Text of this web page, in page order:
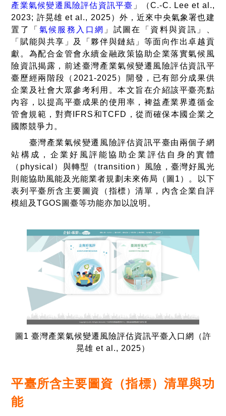
產業氣候變遷風險評估資訊平臺 」 （C.-C. Lee et al.,
2023; 許晃雄 et al., 2025） 外，近來中央氣象署也建
置了「 氣候服務入口網 」試圖在「資料與資訊」、
「賦能與共享」及「夥伴與鏈結」等面向作出卓越貢
獻。為配合金管會永續金融政策協助企業落實氣候風
險資訊揭露，前述臺灣產業氣候變遷風險評估資訊平
臺歷經兩階段（ 2021-2025）開發，已有部分成果供
企業及社會大眾參考利用。本文旨在介紹該平臺亮點
內容，以提高平臺成果的使用率，裨益產業界遵循金
管會規範，對齊 IFRS和TCFD ，從而確保本國企業之
國際競爭力。
臺灣產業氣候變遷風險評估資訊平臺由兩個子網
站構成，企業好風評能協助企業評估自身的實體
（ physical ）與轉型（transition ）風險，臺灣好風光
則能協助風能及光能業者規劃未來佈局（圖 1 ）。以下
表列平臺所含主要圖資（指標）清單，內含企業自評
模組及TGOS 圖臺等功能亦加以說明。
圖 1 臺灣產業氣候變遷風險評估資訊平臺入口網
（許
晃雄 et al., 2025）
平臺所含主要圖資（指標）清單與功
能